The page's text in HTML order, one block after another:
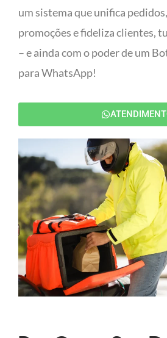
um sistema que unifica
promoções e fideliza clientes,
– e ainda com o poder de um
para WhatsApp!